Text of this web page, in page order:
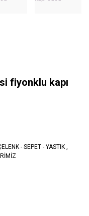
fiyonklu kapı
- SEPET - YASTIK